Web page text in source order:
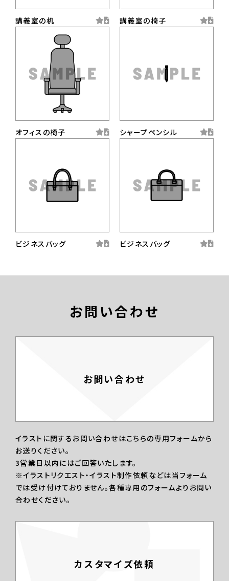
講義室の机 講義室の椅子
オフィスの椅子 シャープペンシル
ビジネスバッグ ビジネスバッグ
お問い合わせ
お問い合わせ
イラストに関するお問い合わせはこちらの専用フォームから
お送りください。
3営業日以内にはご回答いたします。
※イラストリクエスト・イラスト制作依頼などは当フォーム
では受け付けておりません。各種専用のフォームよりお問い
合わせください。
カスタマイズ依頼